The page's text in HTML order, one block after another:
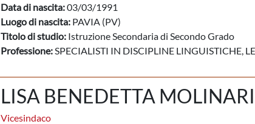
Data di nascita:03/03/1991
Luogo di nascita: PAVIA (PV)
Titolo di studio: Istruzione Secondaria di Secondo Grado
Professione:SPECIALISTI IN DISCIPLINE LINGUISTICHE,
LISA BENEDETTA MOLINARI
Vicesindaco